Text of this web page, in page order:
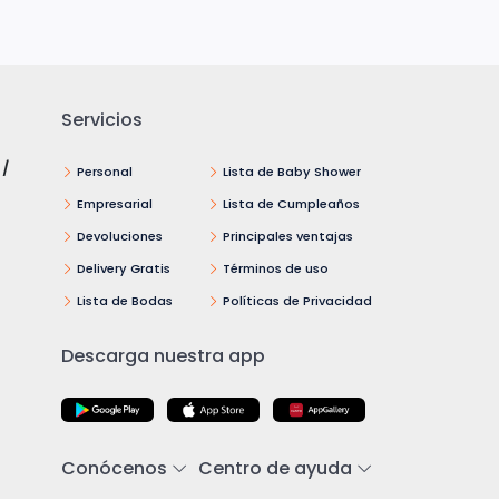
/
Servicios
Personal
Empresarial
Devoluciones
Delivery Gratis
Lista de Bodas
Lista de Baby Shower
Lista de Cumpleaños
Principales ventajas
Términos de uso
Políticas de Privacidad
Descarga nuestra app
Conócenos Centro de ayuda